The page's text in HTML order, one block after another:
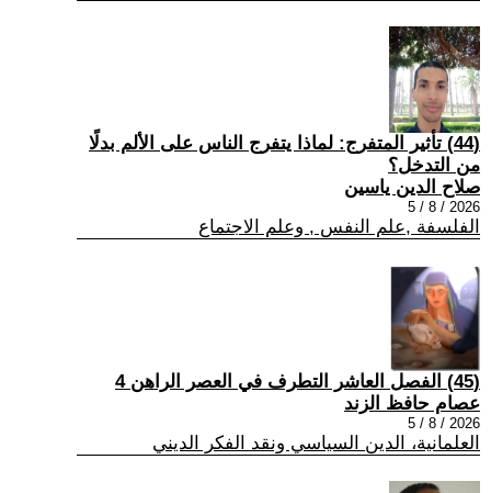
(44) تأثير المتفرج: لماذا يتفرج الناس على الألم بدلًا
من التدخل؟
صلاح الدين ياسين
2026 / 8 / 5
الفلسفة ,علم النفس , وعلم الاجتماع
(45) الفصل العاشر التطرف في العصر الراهن 4
عصام حافظ الزند
2026 / 8 / 5
العلمانية، الدين السياسي ونقد الفكر الديني